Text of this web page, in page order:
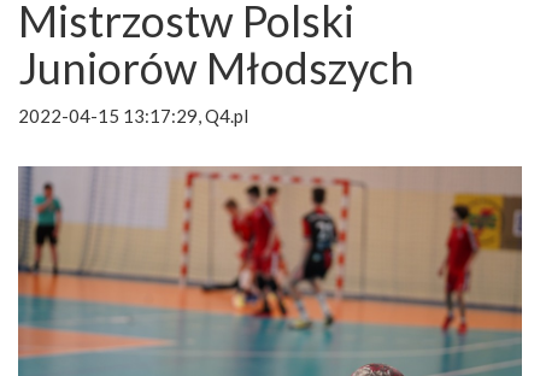
Mistrzostw Polski
Juniorów Młodszych
2022-04-15 13:17:29, Q4.pl